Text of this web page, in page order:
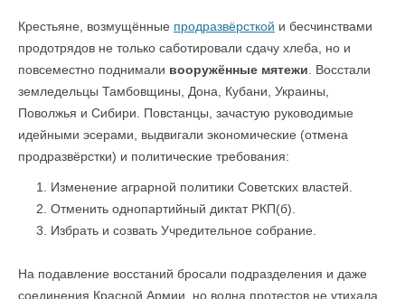
Крестьяне, возмущённые продразвёрсткой и бесчинствами
продотрядов не только саботировали сдачу хлеба, но и
повсеместно поднимали вооружённые мятежи . Восстали
земледельцы Тамбовщины, Дона, Кубани, Украины,
Поволжья и Сибири. Повстанцы, зачастую руководимые
идейными эсерами, выдвигали экономические (отмена
продразвёрстки) и политические требования:
Изменение аграрной политики Советских властей.
Отменить однопартийный диктат РКП(б).
Избрать и созвать Учредительное собрание.
На подавление восстаний бросали подразделения и даже
соединения Красной Армии, но волна протестов не утихала.